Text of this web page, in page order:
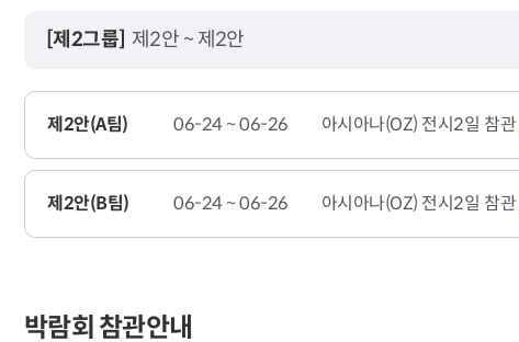
[제2그룹] 제2안 ~ 제2안
제2안(A팀) 06-24 ~ 06-26 아시아나(OZ) 전시2일 참관
제2안(B팀) 06-24 ~ 06-26 아시아나(OZ) 전시2일 참관
박람회 참관안내